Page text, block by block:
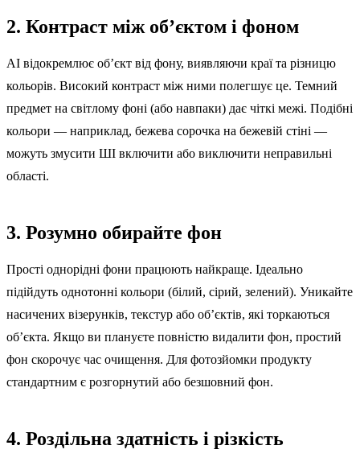
2. Контраст між об’єктом і фоном
AI відокремлює об’єкт від фону, виявляючи краї та різницю
кольорів. Високий контраст між ними полегшує це. Темний
предмет на світлому фоні (або навпаки) дає чіткі межі. Подібні
кольори — наприклад, бежева сорочка на бежевій стіні —
можуть змусити ШІ включити або виключити неправильні
області.
3. Розумно обирайте фон
Прості однорідні фони працюють найкраще. Ідеально
підійдуть однотонні кольори (білий, сірий, зелений). Уникайте
насичених візерунків, текстур або об’єктів, які торкаються
об’єкта. Якщо ви плануєте повністю видалити фон, простий
фон скорочує час очищення. Для фотозйомки продукту
стандартним є розгорнутий або безшовний фон.
4. Роздільна здатність і різкість